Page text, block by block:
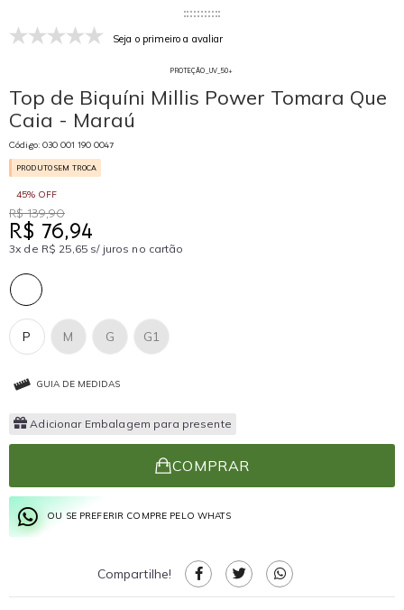
Seja o primeiro a avaliar
PROTEÇÃO_UV_50+
Top de Biquíni Millis Power Tomara Que
Caia - Maraú
Código: 030 001 190 0047
PRODUTO SEM TROCA
45% OFF
R$ 139,90
R$ 76,94
3x de R$ 25,65 s/ juros no cartão
G
M G1
P
GUIA DE MEDIDAS
Adicionar Embalagem para presente
COMPRAR
OU SE PREFERIR COMPRE PELO WHATS
Compartilhe!